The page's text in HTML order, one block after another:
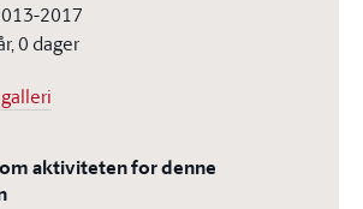
2017
0 dager
aktiviteten for denne